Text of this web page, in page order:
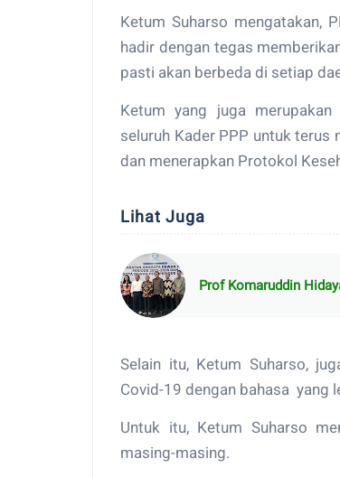
Ketum Suharso mengatakan,
hadir dengan tegas
pasti akan berbeda di setiap
Ketum yang juga merupakan
seluruh Kader PPP untuk terus
dan menerapkan Protokol
Lihat Juga
Prof Komaruddin
Selain itu, Ketum Suharso,
Covid-19 dengan bahasa yang
Untuk itu, Ketum Suharso
masing-masing.